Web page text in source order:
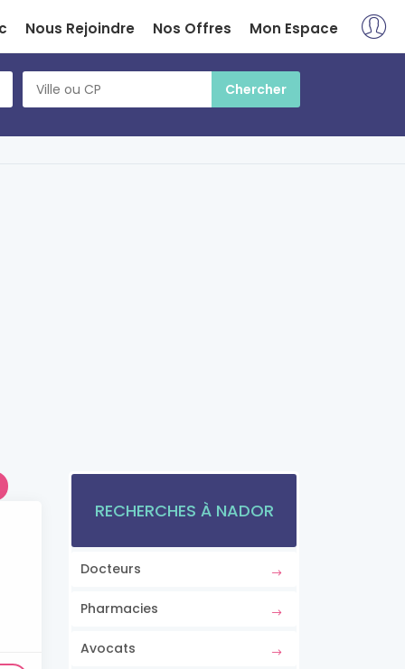
Nous Rejoindre Nos Offres Mon Espace
RECHERCHES À NADOR
Docteurs
Pharmacies
Avocats